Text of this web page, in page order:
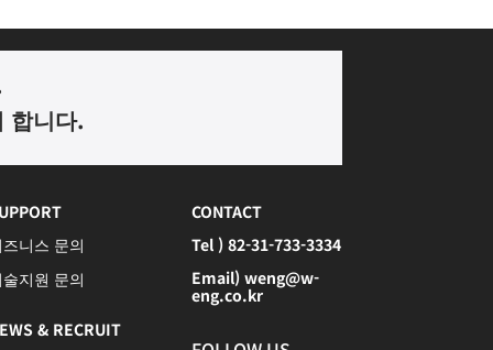
합니다.
즈니스 문의
술지원 문의
& RECRUIT
CONTACT
Tel ) 82-31-733-3334
Email) weng@w-
eng.co.kr